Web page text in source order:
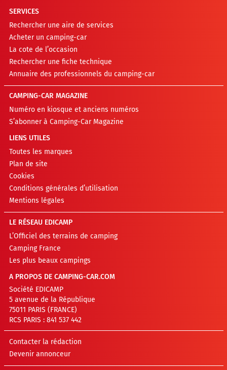
SERVICES
Rechercher une aire de services
Acheter un camping-car
La cote de l’occasion
Rechercher une fiche technique
Annuaire des professionnels du camping-car
CAMPING-CAR MAGAZINE
Numéro en kiosque et anciens numéros
S’abonner à Camping-Car Magazine
LIENS UTILES
Toutes les marques
Plan de site
Cookies
Conditions générales d’utilisation
Mentions légales
LE RÉSEAU EDICAMP
L’Officiel des terrains de camping
Camping France
Les plus beaux campings
A PROPOS DE CAMPING-CAR.COM
Société EDICAMP
5 avenue de la République
75011 PARIS (FRANCE)
RCS PARIS : 841 537 442
Contacter la rédaction
Devenir annonceur